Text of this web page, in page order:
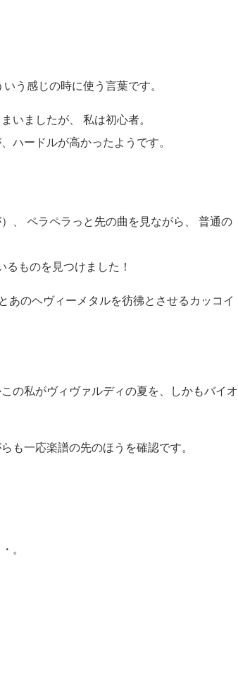
う感じの時に使う言葉です。
いましたが、 私は初心者。
ハードルが高かったようです。
、 ペラペラっと先の曲を見ながら、 普通の
ものを見つけました！
あのヘヴィーメタルを彷彿とさせるカッコイ
の私がヴィヴァルディの夏を、しかもバイオ
も一応楽譜の先のほうを確認です。
。